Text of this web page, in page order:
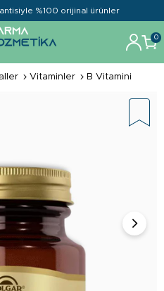
%100 orijinal ürünler
0
Vitaminler B Vitamini